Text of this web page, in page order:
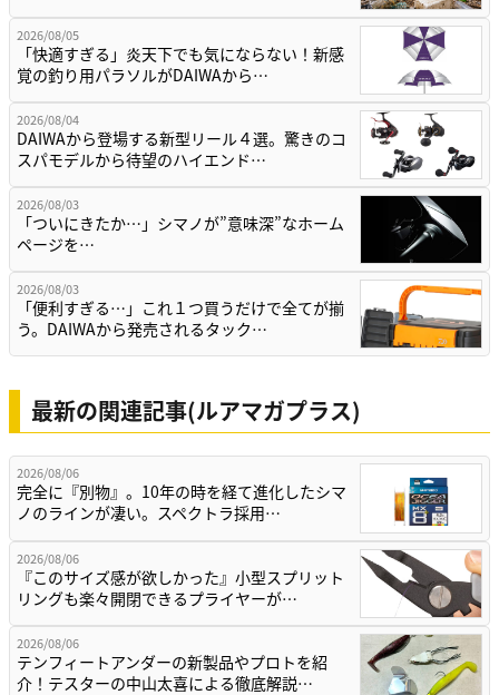
2026/08/05
「快適すぎる」炎天下でも気にならない！新感
覚の釣り用パラソルがDAIWAから…
2026/08/04
DAIWAから登場する新型リール４選。驚きのコ
スパモデルから待望のハイエンド…
2026/08/03
「ついにきたか…」シマノが”意味深”なホーム
ページを…
2026/08/03
「便利すぎる…」これ１つ買うだけで全てが揃
う。DAIWAから発売されるタック…
最新の関連記事(ルアマガプラス)
2026/08/06
完全に『別物』。10年の時を経て進化したシマ
ノのラインが凄い。スペクトラ採用…
2026/08/06
『このサイズ感が欲しかった』小型スプリット
リングも楽々開閉できるプライヤーが…
2026/08/06
テンフィートアンダーの新製品やプロトを紹
介！テスターの中山太喜による徹底解説…